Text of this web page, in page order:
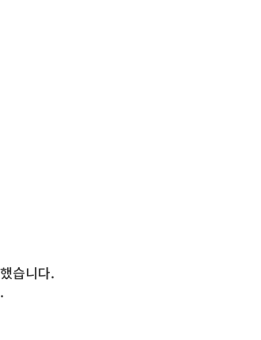
습니다.